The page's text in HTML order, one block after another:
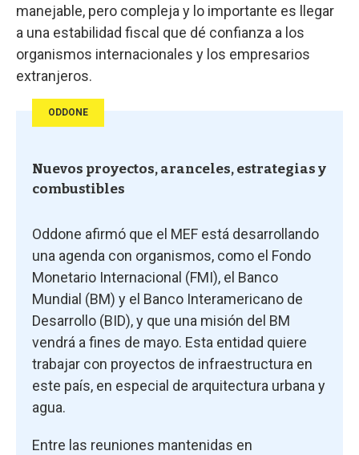
manejable, pero compleja y lo importante es llegar
a una estabilidad fiscal que dé confianza a los
organismos internacionales y los empresarios
extranjeros.
ODDONE
Nuevos proyectos, aranceles, estrategias y
combustibles
Oddone afirmó que el MEF está desarrollando
una agenda con organismos, como el Fondo
Monetario Internacional (FMI), el Banco
Mundial (BM) y el Banco Interamericano de
Desarrollo (BID), y que una misión del BM
vendrá a fines de mayo. Esta entidad quiere
trabajar con proyectos de infraestructura en
este país, en especial de arquitectura urbana y
agua.
Entre las reuniones mantenidas en